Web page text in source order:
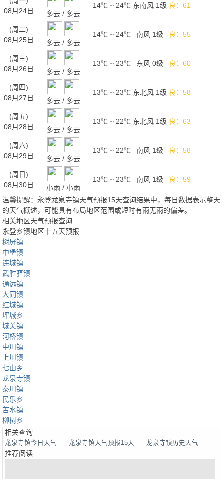
08月24日
多云 / 多云
14℃ ~ 24℃ 东南风 1级 良：61
(周二)
08月25日
多云 / 多云
14℃ ~ 24℃ 南风 1级 良：55
(周三)
08月26日
多云 / 多云
13℃ ~ 23℃ 东风 0级 良：60
(周四)
08月27日
多云 / 多云
13℃ ~ 23℃ 东北风 1级 良：58
(周五)
08月28日
多云 / 多云
13℃ ~ 22℃ 东北风 1级 良：63
(周六)
08月29日
多云 / 多云
13℃ ~ 22℃ 南风 1级 良：58
(周日)
08月30日
小雨 / 小雨
13℃ ~ 23℃ 南风 1级 良：59
温馨提醒：永登龙泉寺镇天气预报15天查询结果中，每日数据表示整天
的天气概述，可能具有布局地区范围或短时有雨无雨的偏差。
相关地区天气预报查询
永登乡镇地区十五天预报
树屏镇
中堡镇
连城镇
武胜驿镇
通远镇
大同镇
红城镇
坪城乡
城关镇
河桥镇
中川镇
上川镇
七山乡
龙泉寺镇
秦川镇
民乐乡
苦水镇
柳树乡
相关查询
龙泉寺镇今日天气 龙泉寺镇天气预报15天 龙泉寺镇历史天气
推荐阅读